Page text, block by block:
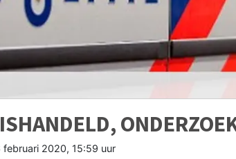
februari 2020, 15:59 uur